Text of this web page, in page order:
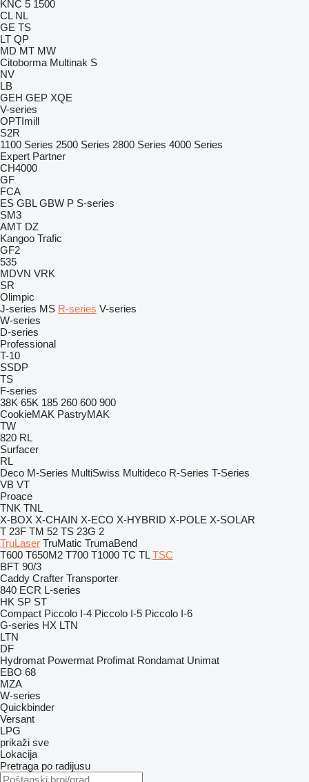
KNC 5 1500
CL NL
GE TS
LT QP
MD MT MW
Citoborma Multinak S
NV
LB
GEH GEP XQE
V-series
OPTImill
S2R
1100 Series 2500 Series 2800 Series 4000 Series
Expert Partner
CH4000
GF
FCA
ES GBL GBW P S-series
SM3
AMT DZ
Kangoo Trafic
GF2
535
MDVN VRK
SR
Olimpic
J-series MS R-series V-series
W-series
D-series
Professional
T-10
SSDP
TS
F-series
38K 65K 185 260 600 900
CookieMAK PastryMAK
TW
820 RL
Surfacer
RL
Deco M-Series MultiSwiss Multideco R-Series T-Series
VB VT
Proace
TNK TNL
X-BOX X-CHAIN X-ECO X-HYBRID X-POLE X-SOLAR
T 23F TM 52 TS 23G 2
TruLaser TruMatic TrumaBend
T600 T650M2 T700 T1000 TC TL TSC
BFT 90/3
Caddy Crafter Transporter
840 ECR L-series
HK SP ST
Compact Piccolo I-4 Piccolo I-5 Piccolo I-6
G-series HX LTN
LTN
DF
Hydromat Powermat Profimat Rondamat Unimat
EBO 68
MZA
W-series
Quickbinder
Versant
LPG
prikaži sve
Lokacija
Pretraga po radijusu